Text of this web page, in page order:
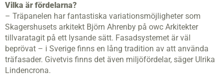
Vilka är fördelarna?
– Träpanelen har fantastiska variationsmöjligheter som
Skagershusets arkitekt Björn Ahrenby på owc Arkitekter
tillvaratagit på ett lysande sätt. Fasadsystemet är väl
beprövat – i Sverige finns en lång tradition av att använda
träfasader. Givetvis finns det även miljöfördelar, säger Ulrika
Lindencrona.